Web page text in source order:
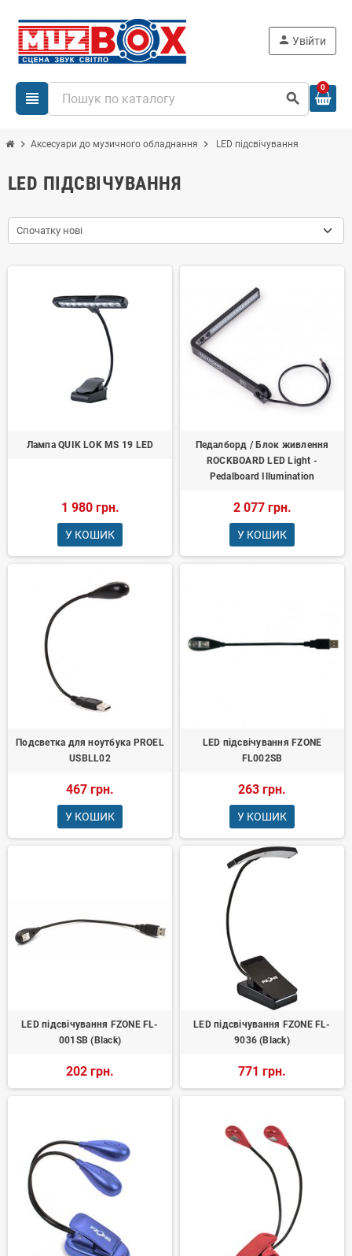
view_headline search
person Увійти
0
chevron_right Аксесуари до музичного обладнання chevron_right LED підсвічування
LED ПІДСВІЧУВАННЯ
Спочатку нові
Лампа QUIK LOK MS 19 LED
1 980 грн.
У КОШИК
Педалборд / Блок живлення
ROCKBOARD LED Light -
Pedalboard Illumination
2 077 грн.
У КОШИК
Подсветка для ноутбука PROEL
USBLL02
467 грн.
У КОШИК
LED підсвічування FZONE
FL002SB
263 грн.
У КОШИК
LED підсвічування FZONE FL-
001SB (Black)
202 грн.
LED підсвічування FZONE FL-
9036 (Black)
771 грн.